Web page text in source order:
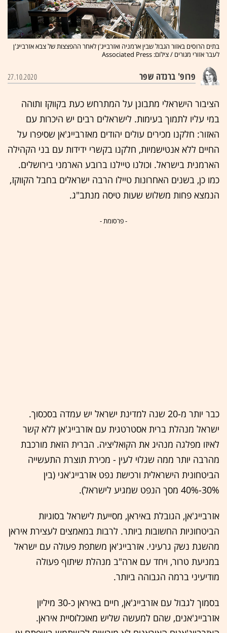
בתים הרוסים באזור הגבול שבין ארמניה ואזרבייג'ן לאחר ההפצצות של צבא אזרבייג'ן
לעבר אזורי מגורים / צילום: Associated Press
פרופ' ברנדה שפר 27.10.2020
הציבור הישראלי מתבונן על המתרחש כעת בקווקז ותוהה
במי עליו לתמוך בעימות. לישראלים רבים יש היכרות עם
האזור: חלקנו מכירים עולים יהודים מאזרבייג'אן שסיפרו על
החיים ללא אנטישמיות, חלקנו בקשרי ידידות עם בני הקהילה
הארמנית בישראל. וכולנו טיילנו ברובע הארמני בירושלים.
כמו כן, בשנים האחרונות טיילו הרבה ישראלים בחבל הקווקז,
הנמצא פחות משלוש שעות טיסה מנתב"ג.
- פרסומת -
כבר יותר מ-20 שנה למדינת ישראל יש עמדה בסכסוך.
ישראל מנהלת ברית אסטרטגית עם אזרבייג'אן ללא קשר
לאיזו מפלגה מנהיג את הקואליציה. הברית הזאת מורכבת
מהרבה יותר ממה שגלוי לעין - מכירת תוצרת התעשייה
הביטחונית הישראלית ורכישת נפט אזרבייג'אני (בין
30%-40% מסך הנפט שמגיע לישראל).
אזרבייג'אן, הגובלת באיראן, מסייעת לישראל בסוגיות
הביטחוניות החשובות ביותר. לרבות במאמצים לעצירת איראן
מהשגת נשק גרעיני. אזרבייג'אן משתפת פעולה עם ישראל
במניעת טרור, ויחד עם ארה"ב מנהלת שיתוף פעולה
מודיעיני ברמה הגבוהה ביותר.
בסמוך לגבול עם אזרבייג'אן, חיים באיראן כ-30 מיליון
אזרבייג'אנים, שהם למעשה שליש מאוכלוסיית איראן.